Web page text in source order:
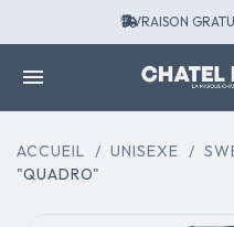
LIVRAISON
ACCUEIL UNISEXE
"QUADRO"